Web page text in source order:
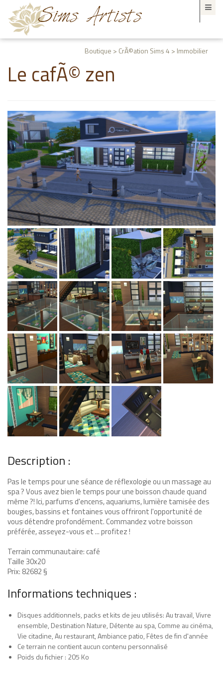
Boutique > CrÃ©ation Sims 4 > Immobilier
Le cafÃ© zen
Description :
Pas le temps pour une séance de réflexologie ou un massage au
spa ? Vous avez bien le temps pour une boisson chaude quand
même ?! Ici, parfums d'encens, aquariums, lumière tamisée des
bougies, bassins et fontaines vous offriront l'opportunité de
vous détendre profondément. Commandez votre boisson
préférée, asseyez-vous et ... profitez !
Terrain communautaire: café
Taille 30x20
Prix: 82682 §
Informations techniques :
Disques additionnels, packs et kits de jeu utilisés: Au travail, Vivre
ensemble, Destination Nature, Détente au spa, Comme au cinéma,
Vie citadine, Au restaurant, Ambiance patio, Fêtes de fin d'année
Ce terrain ne contient aucun contenu personnalisé
Poids du fichier : 205 Ko